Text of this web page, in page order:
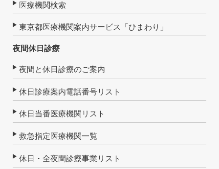
医療機関検索
東京都医療機関案内サービス「ひまわり」
夜間休日診療
夜間と休日診療のご案内
休日診療案内電話番号リスト
休日当番医療機関リスト
救急指定医療機関一覧
休日・全夜間診療事業リスト